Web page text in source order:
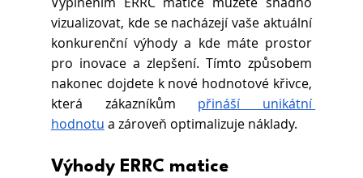
vizualizovat, kde se nacházejí vaše aktuální
konkurenční výhody a kde máte prostor
pro inovace a zlepšení. Tímto způsobem
nakonec dojdete k nové hodnotové křivce,
která zákazníkům
přináší unikátní
hodnotu a zároveň optimalizuje náklady.
Výhody ERRC matice